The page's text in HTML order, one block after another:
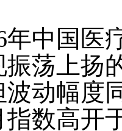
中国医疗
振荡上扬
波动幅度
数高开